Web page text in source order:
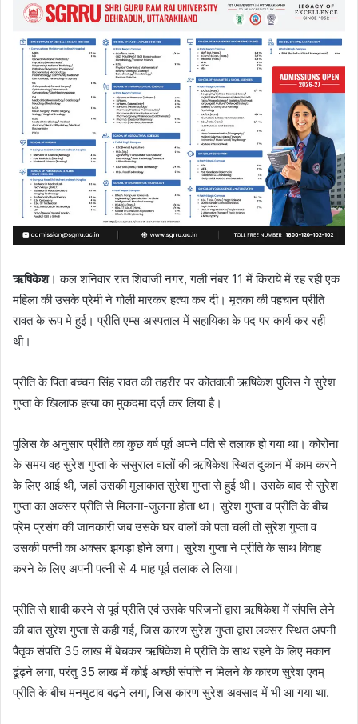
ऋषिकेश। कल शनिवार रात शिवाजी नगर, गली नंबर 11 में किराये में रह रही एक
महिला की उसके प्रेमी ने गोली मारकर हत्या कर दी। मृतका की पहचान प्रीति
रावत के रूप मे हुई। प्रीति एम्स अस्पताल में सहायिका के पद पर कार्य कर रही
थी।
प्रीति के पिता बच्चन सिंह रावत की तहरीर पर कोतवाली ऋषिकेश पुलिस ने सुरेश
गुप्ता के खिलाफ हत्या का मुकदमा दर्ज़ कर लिया है।
पुलिस के अनुसार प्रीति का कुछ वर्ष पूर्व अपने पति से तलाक हो गया था। कोरोना
के समय वह सुरेश गुप्ता के ससुराल वालों की ऋषिकेश स्थित दुकान में काम करने
के लिए आई थी, जहां उसकी मुलाकात सुरेश गुप्ता से हुई थी। उसके बाद से सुरेश
गुप्ता का अक्सर प्रीति से मिलना-जुलना होता था। सुरेश गुप्ता व प्रीति के बीच
प्रेम प्रसंग की जानकारी जब उसके घर वालों को पता चली तो सुरेश गुप्ता व
उसकी पत्नी का अक्सर झगड़ा होने लगा। सुरेश गुप्ता ने प्रीति के साथ विवाह
करने के लिए अपनी पत्नी से 4 माह पूर्व तलाक ले लिया।
प्रीति से शादी करने से पूर्व प्रीति एवं उसके परिजनों द्वारा ऋषिकेश में संपत्ति लेने
की बात सुरेश गुप्ता से कही गई, जिस कारण सुरेश गुप्ता द्वारा लक्सर स्थित अपनी
पैतृक संपत्ति 35 लाख में बेचकर ऋषिकेश मे प्रीति के साथ रहने के लिए मकान
ढूंढ़ने लगा, परंतु 35 लाख में कोई अच्छी संपत्ति न मिलने के कारण सुरेश एवम्
प्रीति के बीच मनमुटाव बढ़ने लगा, जिस कारण सुरेश अवसाद में भी आ गया था.